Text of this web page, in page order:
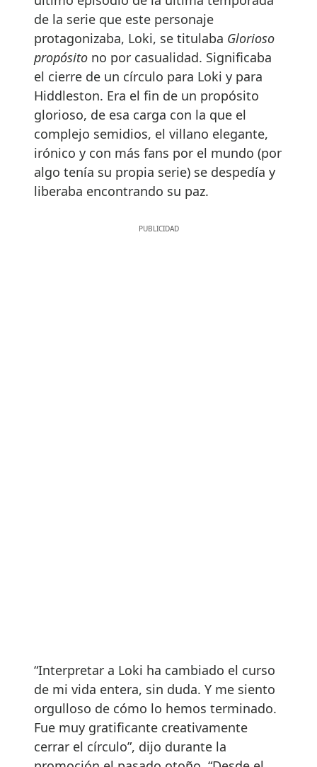
de la serie que este personaje
protagonizaba, Loki, se titulaba Glorioso
propósito no por casualidad. Significaba
el cierre de un círculo para Loki y para
Hiddleston. Era el fin de un propósito
glorioso, de esa carga con la que el
complejo semidios, el villano elegante,
irónico y con más fans por el mundo (por
algo tenía su propia serie) se despedía y
liberaba encontrando su paz.
“Interpretar a Loki ha cambiado el curso
de mi vida entera, sin duda. Y me siento
orgulloso de cómo lo hemos terminado.
Fue muy gratificante creativamente
cerrar el círculo”, dijo durante la